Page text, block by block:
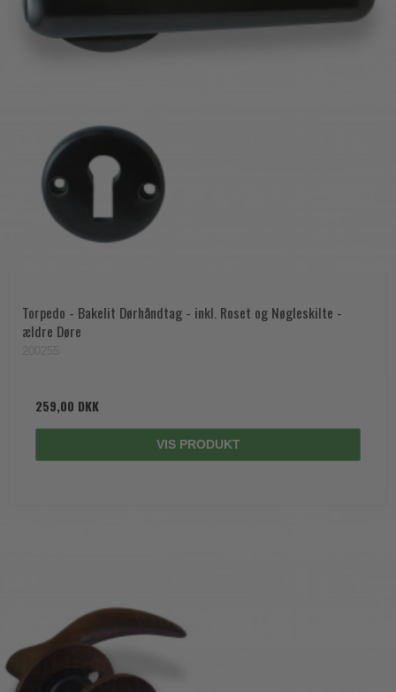
Torpedo - Bakelit Dørhåndtag - inkl. Roset og Nøgleskilte -
ældre Døre
259,00 DKK
VIS PRODUKT